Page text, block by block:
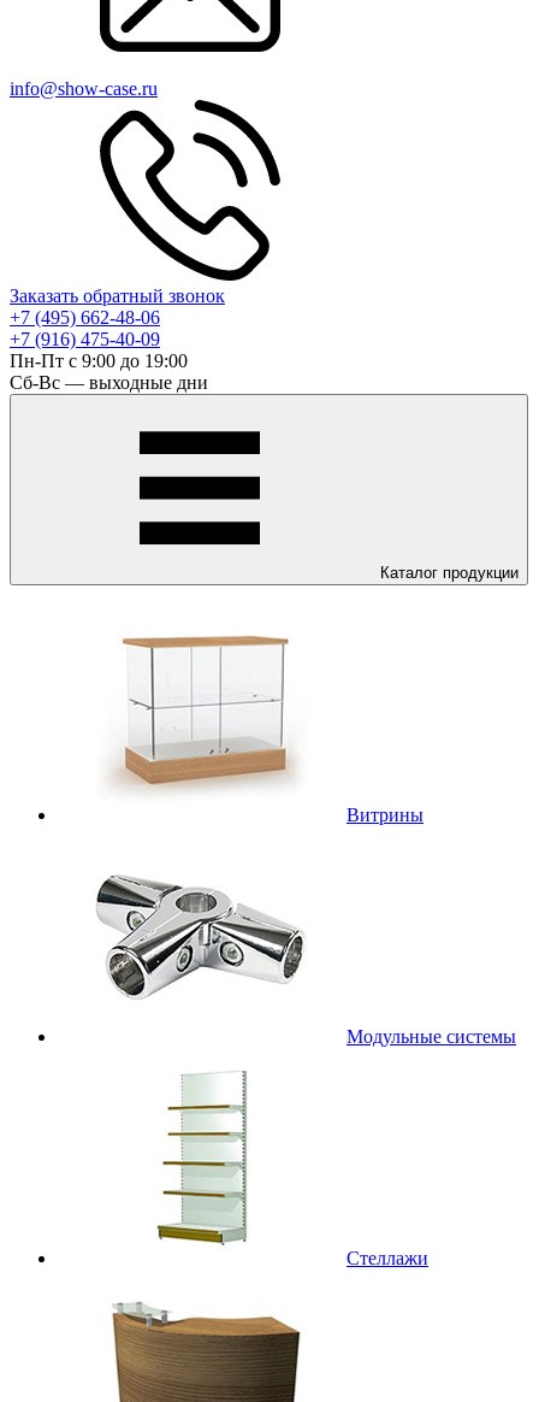
info@show-case.ru
Заказать обратный звонок
+7 (495) 662-48-06
+7 (916) 475-40-09
Пн-Пт с 9:00 до 19:00
Сб-Вс — выходные дни
Каталог продукции
Витрины
Модульные системы
Стеллажи